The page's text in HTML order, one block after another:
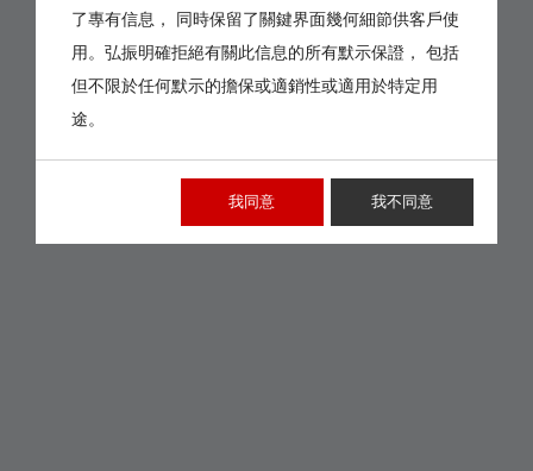
了專有信息， 同時保留了關鍵界面幾何細節供客戶使
用。弘振明確拒絕有關此信息的所有默示保證， 包括
但不限於任何默示的擔保或適銷性或適用於特定用
途。
我同意 我不同意